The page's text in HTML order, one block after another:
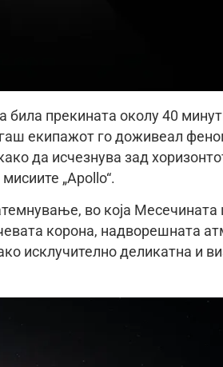
била прекината околу 40
екипажот го доживеал
да исчезнува зад
„Apollo“.
во која Месечината
корона, надворешната
исклучително деликатна и